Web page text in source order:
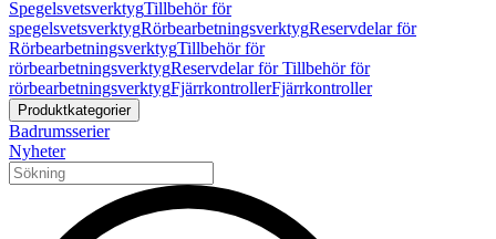
SpegelsvetsverktygTillbehör för
spegelsvetsverktygRörbearbetningsverktygReservdelar för
RörbearbetningsverktygTillbehör för
rörbearbetningsverktygReservdelar för Tillbehör för
rörbearbetningsverktygFjärrkontrollerFjärrkontroller
Produktkategorier
Badrumsserier
Nyheter